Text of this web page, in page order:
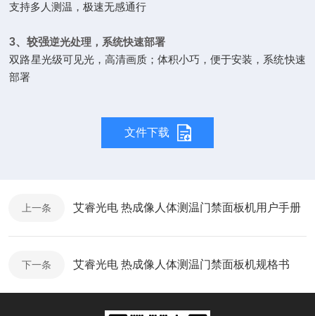
支持多人测温，极速无感通行
3、较强逆光处理，系统快速部署
双路星光级可见光，高清画质；体积小巧，便于安装，系统快速
部署
文件下载
上一条 艾睿光电 热成像人体测温门禁面板机用户手册
下一条 艾睿光电 热成像人体测温门禁面板机规格书